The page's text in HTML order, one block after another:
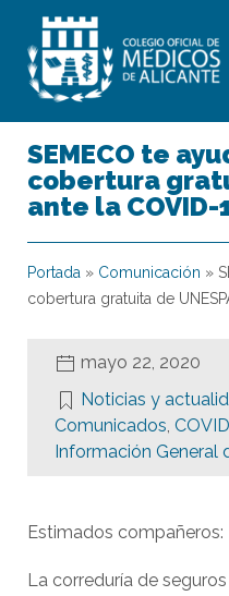
SEMECO te
cobertura
ante la COVID-
Portada » Comunicación »
cobertura gratuita de
mayo 22, 2020
Noticias y
Comunicados,
Información General
Estimados compañeros:
La correduría de